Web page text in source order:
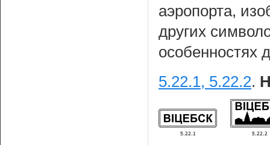
аэропорта,
других
особенностях
5.22.1, 5.22.2.